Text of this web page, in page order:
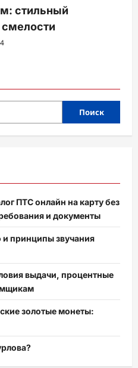
стильный
Поиск
ПТС онлайн на карту без
и документы
и принципы звучания
выдачи, процентные
золотые монеты: